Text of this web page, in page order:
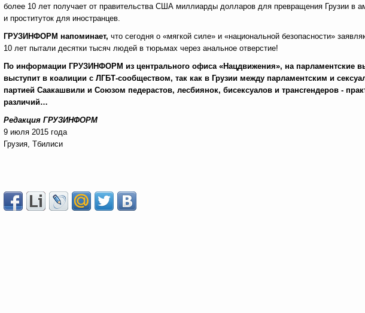
более 10 лет получает от правительства США миллиарды долларов для превращения Грузии в
и проституток для иностранцев.
ГРУЗИНФОРМ напоминает, что сегодня о «мягкой силе» и «национальной безопасности»
10 лет пытали десятки тысяч людей в тюрьмах через анальное отверстие!
По информации ГРУЗИНФОРМ из центрального офиса «Нацдвижения», на парламентские
выступит в коалиции с ЛГБТ-сообществом, так как в Грузии между парламентским и
партией Саакашвили и Союзом педерастов, лесбиянок, бисексуалов и трансгендеров -
различий…
Редакция ГРУЗИНФОРМ
9 июля 2015 года
Грузия, Тбилиси